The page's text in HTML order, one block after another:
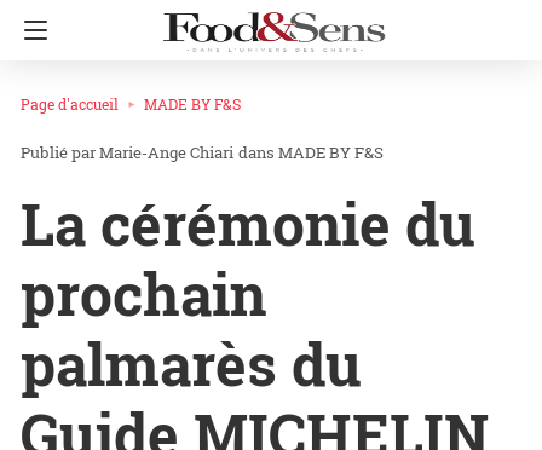
Page d'accueil MADE BY F&S
Marie-Ange Chiari dans MADE BY F&S
La cérémonie du
prochain
palmarès du
Guide MICHELIN